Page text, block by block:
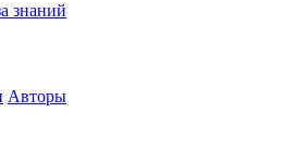
знаний
Авторы